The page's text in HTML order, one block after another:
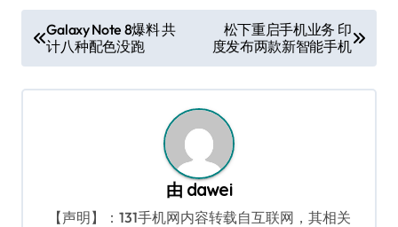
章
导
Galaxy Note 8爆料 共
计八种配色没跑
松下重启手机业务 印
度发布两款新智能手机
由 dawei
【声明】：131手机网内容转载自互联网，其相关